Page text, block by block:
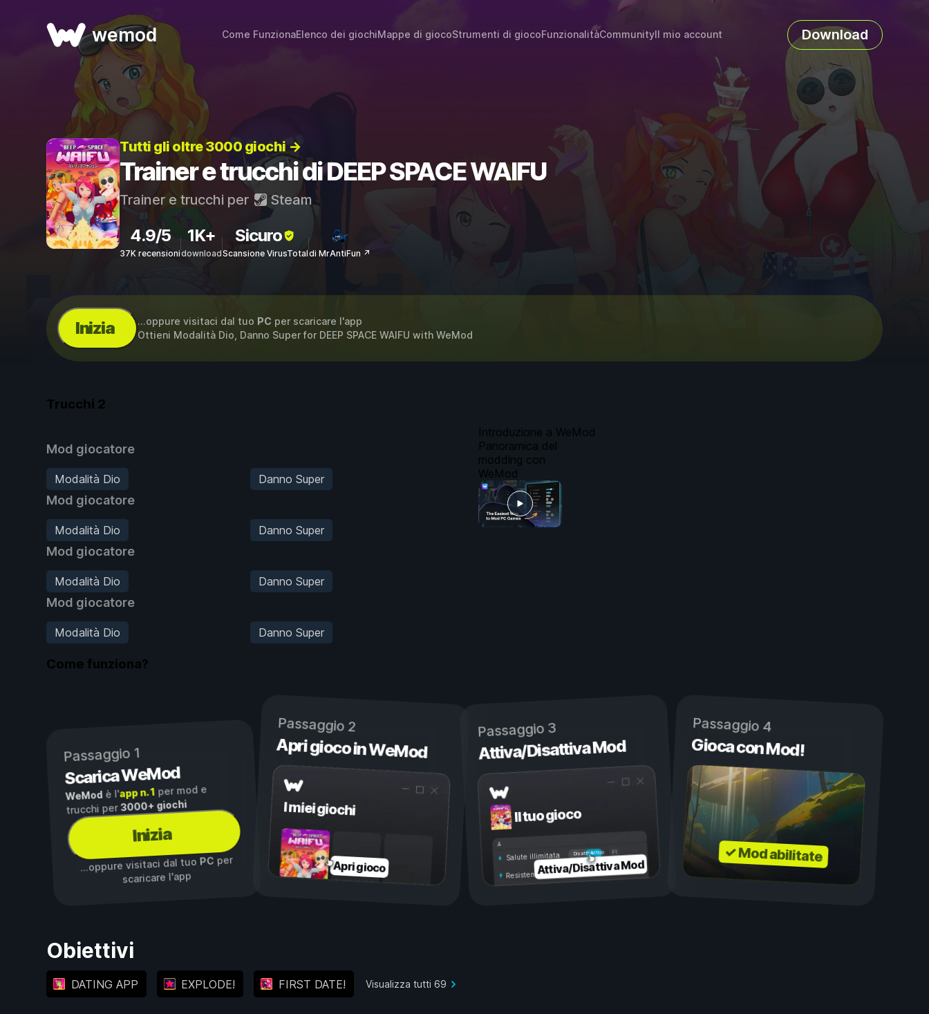
wemod Come FunzionaElenco dei giochiMappe di giocoStrumenti di giocoFunzionalitàCommunityIl mio account Download
Tutti gli oltre 3000 giochi →
Trainer e trucchi di DEEP SPACE WAIFU
Trainer e trucchi per Steam
4.9/5
37K recensioni
1K+
download
Sicuro
Scansione VirusTotaldi MrAntiFun ↗
Inizia ...oppure visitaci dal tuo PC per scaricare l'app
Ottieni Modalità Dio, Danno Super for DEEP SPACE WAIFU with WeMod
Trucchi 2
Mod giocatore
Modalità Dio Danno Super
Mod giocatore
Modalità Dio Danno Super
Mod giocatore
Modalità Dio Danno Super
Mod giocatore
Modalità Dio Danno Super
Introduzione a WeMod
Panoramica del
modding con
WeMod
Come funziona?
Passaggio 1
Scarica WeMod
WeMod è l'app n. 1per mod e
trucchi per3000+ giochi
Inizia
...oppure visitaci dal tuo PCper
scaricare l'app
Passaggio 2
Apri gioco in WeMod
I miei giochi
Apri gioco
Passaggio 3
Attiva/Disattiva Mod
Il tuo gioco
Attivo
Disattivo
Salute illimitata
Resistenza illimitata
Attiva/Disattiva Mod
Passaggio 4
Gioca con Mod!
✓ Mod abilitate
Obiettivi
DATING APP EXPLODE! FIRST DATE! Visualizza tutti 69